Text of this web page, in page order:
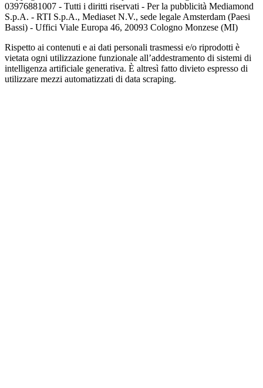
03976881007 - Tutti i diritti riservati - Per la pubblicità Mediamond
S.p.A. - RTI S.p.A., Mediaset N.V., sede legale Amsterdam (Paesi
Bassi) - Uffici Viale Europa 46, 20093 Cologno Monzese (MI)
Rispetto ai contenuti e ai dati personali trasmessi e/o riprodotti è
vietata ogni utilizzazione funzionale all’addestramento di sistemi di
intelligenza artificiale generativa. È altresì fatto divieto espresso di
utilizzare mezzi automatizzati di data scraping.